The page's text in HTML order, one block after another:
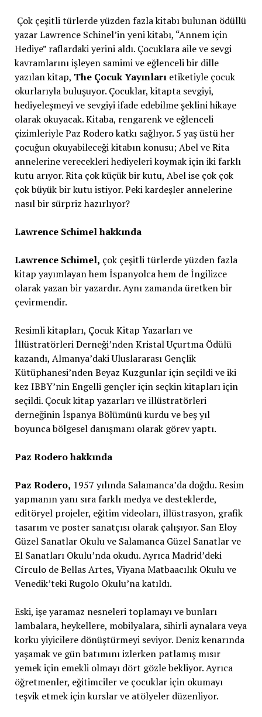
Çok çeşitli türlerde yüzden fazla kitabı bulunan ödüllü
yazar Lawrence Schinel’in yeni kitabı, “Annem için
Hediye” raflardaki yerini aldı. Çocuklara aile ve sevgi
kavramlarını işleyen samimi ve eğlenceli bir dille
yazılan kitap, The Çocuk Yayınlarıetiketiyle çocuk
okurlarıyla buluşuyor. Çocuklar, kitapta sevgiyi,
hediyeleşmeyi ve sevgiyi ifade edebilme şeklini hikaye
olarak okuyacak. Kitaba, rengarenk ve eğlenceli
çizimleriyle Paz Rodero katkı sağlıyor. 5 yaş üstü her
çocuğun okuyabileceği kitabın konusu; Abel ve Rita
annelerine verecekleri hediyeleri koymak için iki farklı
kutu arıyor. Rita çok küçük bir kutu, Abel ise çok çok
çok büyük bir kutu istiyor. Peki kardeşler annelerine
nasıl bir sürpriz hazırlıyor?
Lawrence Schimelhakkında
Lawrence Schimel, çok çeşitli türlerde yüzden fazla
kitap yayımlayan hem İspanyolca hem de İngilizce
olarak yazan bir yazardır. Aynı zamanda üretken bir
çevirmendir.
Resimli kitapları, Çocuk Kitap Yazarları ve
İllüstratörleri Derneği’nden Kristal Uçurtma Ödülü
kazandı, Almanya’daki Uluslararası Gençlik
Kütüphanesi’nden Beyaz Kuzgunlar için seçildi ve iki
kez IBBY’nin Engelli gençler için seçkin kitapları için
seçildi. Çocuk kitap yazarları ve illüstratörleri
derneğinin İspanya Bölümünü kurdu ve beş yıl
boyunca bölgesel danışmanı olarak görev yaptı.
Paz Roderohakkında
Paz Rodero, 1957 yılında Salamanca’da doğdu. Resim
yapmanın yanı sıra farklı medya ve desteklerde,
editöryel projeler, eğitim videoları, illüstrasyon, grafik
tasarım ve poster sanatçısı olarak çalışıyor. San Eloy
Güzel Sanatlar Okulu ve Salamanca Güzel Sanatlar ve
El Sanatları Okulu’nda okudu. Ayrıca Madrid’deki
Círculo de Bellas Artes, Viyana Matbaacılık Okulu ve
Venedik’teki Rugolo Okulu’na katıldı.
Eski, işe yaramaz nesneleri toplamayı ve bunları
lambalara, heykellere, mobilyalara, sihirli aynalara veya
korku yiyicilere dönüştürmeyi seviyor. Deniz kenarında
yaşamak ve gün batımını izlerken patlamış mısır
yemek için emekli olmayı dört gözle bekliyor. Ayrıca
öğretmenler, eğitimciler ve çocuklar için okumayı
teşvik etmek için kurslar ve atölyeler düzenliyor.